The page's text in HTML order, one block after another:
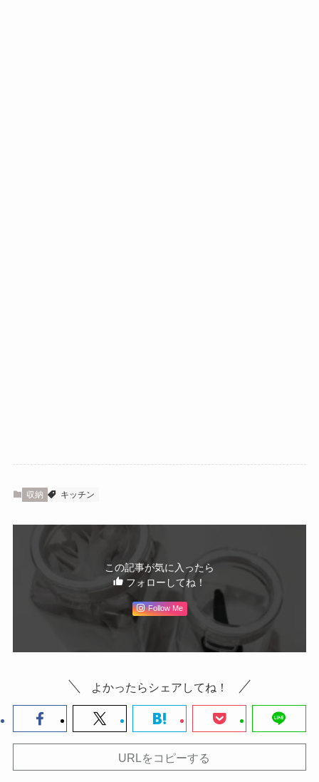
収納 キッチン
この記事が気に入ったら
フォローしてね！
Follow Me
よかったらシェアしてね！
URLをコピーする